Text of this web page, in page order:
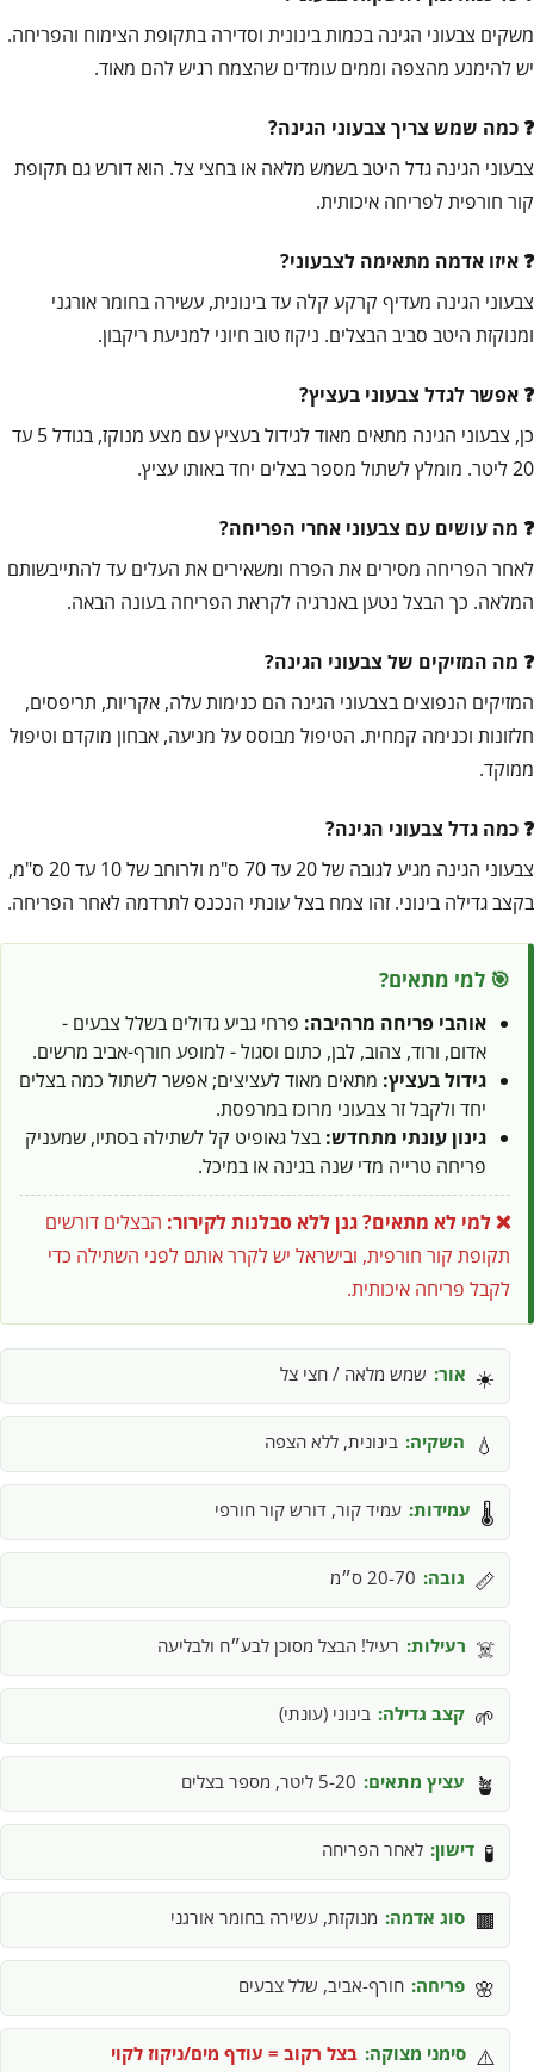
משקים צבעוני הגינה בכמות בינונית וסדירה בתקופת הצימוח והפריחה.
יש להימנע מהצפה וממים עומדים שהצמח רגיש להם מאוד.
כמה שמש צריך צבעוני הגינה?
צבעוני הגינה גדל היטב בשמש מלאה או בחצי צל. הוא דורש גם תקופת
קור חורפית לפריחה איכותית.
איזו אדמה מתאימה לצבעוני?
צבעוני הגינה מעדיף קרקע קלה עד בינונית, עשירה בחומר אורגני
ומנוקזת היטב סביב הבצלים. ניקוז טוב חיוני למניעת ריקבון.
אפשר לגדל צבעוני בעציץ?
כן, צבעוני הגינה מתאים מאוד לגידול בעציץ עם מצע מנוקז, בגודל 5 עד
20 ליטר. מומלץ לשתול מספר בצלים יחד באותו עציץ.
מה עושים עם צבעוני אחרי הפריחה?
לאחר הפריחה מסירים את הפרח ומשאירים את העלים עד להתייבשותם
המלאה. כך הבצל נטען באנרגיה לקראת הפריחה בעונה הבאה.
מה המזיקים של צבעוני הגינה?
המזיקים הנפוצים בצבעוני הגינה הם כנימות עלה, אקריות, תריפסים,
חלזונות וכנימה קמחית. הטיפול מבוסס על מניעה, אבחון מוקדם וטיפול
ממוקד.
כמה גדל צבעוני הגינה?
צבעוני הגינה מגיע לגובה של 20 עד 70 ס"מ ולרוחב של 10 עד 20 ס"מ,
בקצב גדילה בינוני. זהו צמח בצל עונתי הנכנס לתרדמה לאחר הפריחה.
🎯 למי מתאים?
אוהבי פריחה מרהיבה: פרחי גביע גדולים בשלל צבעים -
אדום, ורוד, צהוב, לבן, כתום וסגול - למופע חורף-אביב מרשים.
גידול בעציץ: מתאים מאוד לעציצים; אפשר לשתול כמה בצלים
יחד ולקבל זר צבעוני מרוכז במרפסת.
גינון עונתי מתחדש: בצל גאופיט קל לשתילה בסתיו, שמעניק
פריחה טרייה מדי שנה בגינה או במיכל.
❌ למי לא מתאים?גנן ללא סבלנות לקירור: הבצלים דורשים
תקופת קור חורפית, ובישראל יש לקרר אותם לפני השתילה כדי
לקבל פריחה איכותית.
☀️ אור: שמש מלאה / חצי צל
💧 השקיה: בינונית, ללא הצפה
🌡️ עמידות: עמיד קור, דורש קור חורפי
📏 גובה: 20-70 ס״מ
☠️ רעילות: רעיל! הבצל מסוכן לבע״ח ולבליעה
🌱 קצב גדילה: בינוני (עונתי)
🪴 עציץ מתאים: 5-20 ליטר, מספר בצלים
🧪 דישון: לאחר הפריחה
🟫 סוג אדמה: מנוקזת, עשירה בחומר אורגני
🌸 פריחה: חורף-אביב, שלל צבעים
⚠️ סימני מצוקה: בצל רקוב = עודף מים/ניקוז לקוי